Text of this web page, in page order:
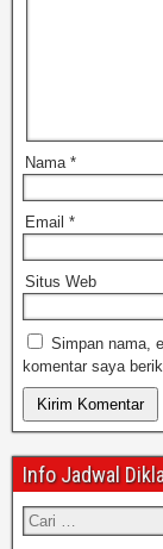
Nama *
Email *
Situs Web
Simpan nama,
komentar saya
Info Jadwal